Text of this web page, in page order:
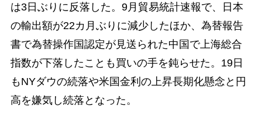
は3日ぶりに反落した。9月貿易統計速報で、日本
の輸出額が22カ月ぶりに減少したほか、為替報告
書で為替操作国認定が見送られた中国で上海総合
指数が下落したことも買いの手を鈍らせた。19日
もNYダウの続落や米国金利の上昇長期化懸念と円
高を嫌気し続落となった。